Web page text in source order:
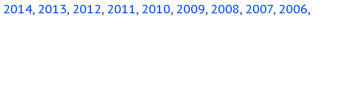
2014 2013 2012 2011 2010 2009 2008 2007 2006